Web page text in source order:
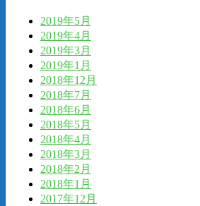
2019年5月
2019年4月
2019年3月
2019年1月
2018年12月
2018年7月
2018年6月
2018年5月
2018年4月
2018年3月
2018年2月
2018年1月
2017年12月